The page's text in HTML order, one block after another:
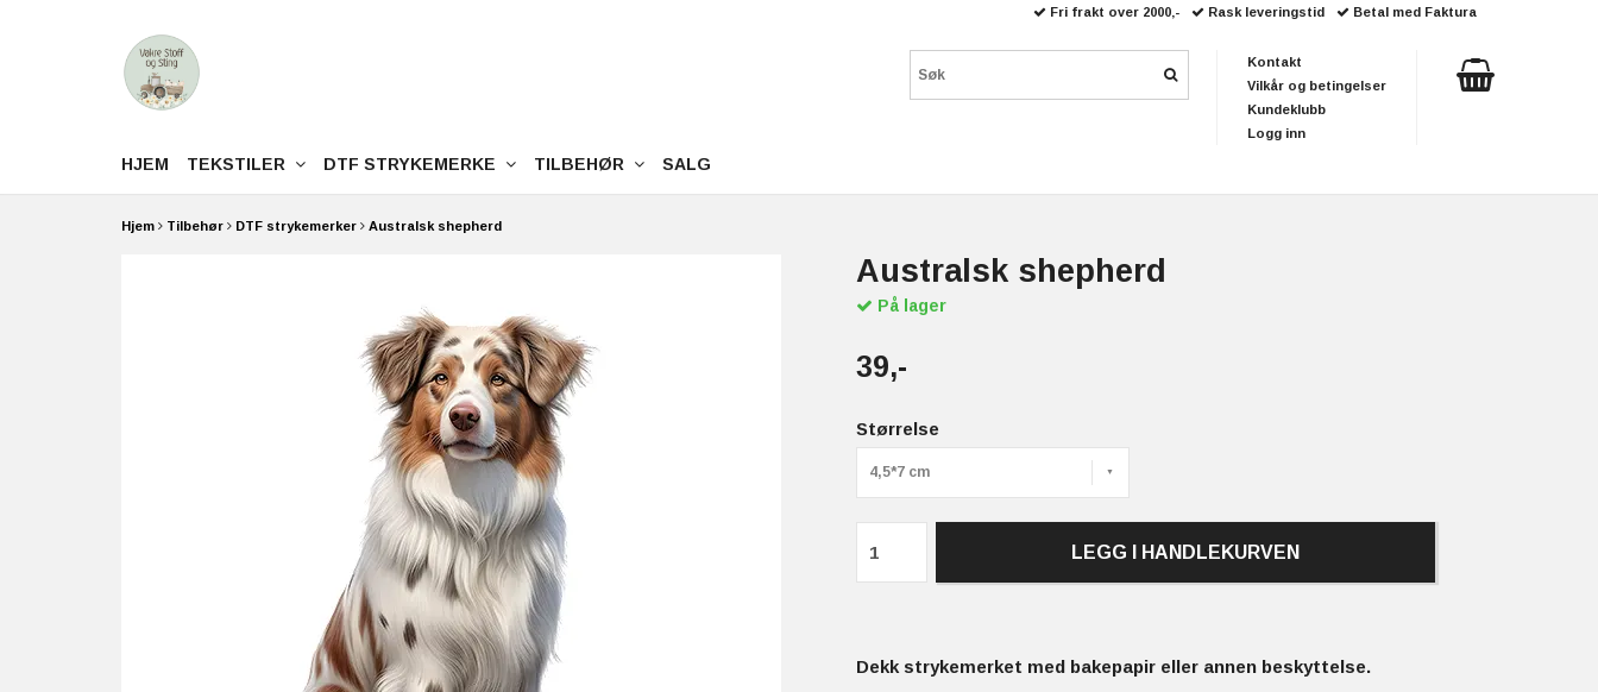
Hjem Tilbehør DTF strykemerker Australsk shepherd
Australsk shepherd
På lager
39,-
Størrelse
4,5*7 cm
LEGG I HANDLEKURVEN
Dekk strykemerket med bakepapir eller annen beskyttelse.
Fri frakt over 2000,- Rask leveringstid Betal med Faktura
Kontakt
Vilkår og betingelser
Kundeklubb
Logg inn
HJEM TEKSTILER DTF STRYKEMERKE TILBEHØR SALG